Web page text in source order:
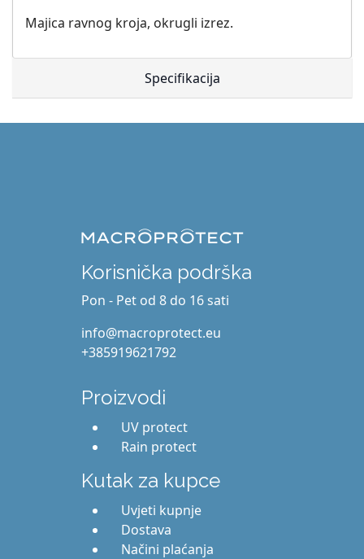
Majica ravnog kroja, okrugli izrez.
Specifikacija
Korisnička podrška
Pon - Pet od 8 do 16 sati
info@macroprotect.eu
+385919621792
Proizvodi
UV protect
Rain protect
Kutak za kupce
Uvjeti kupnje
Dostava
Načini plaćanja